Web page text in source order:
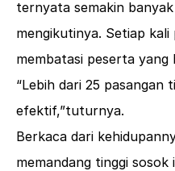
ternyata semakin
mengikutinya. Setiap
membatasi peserta yang
“Lebih dari 25 pasangan
efektif,”tuturnya.
Berkaca dari
memandang tinggi